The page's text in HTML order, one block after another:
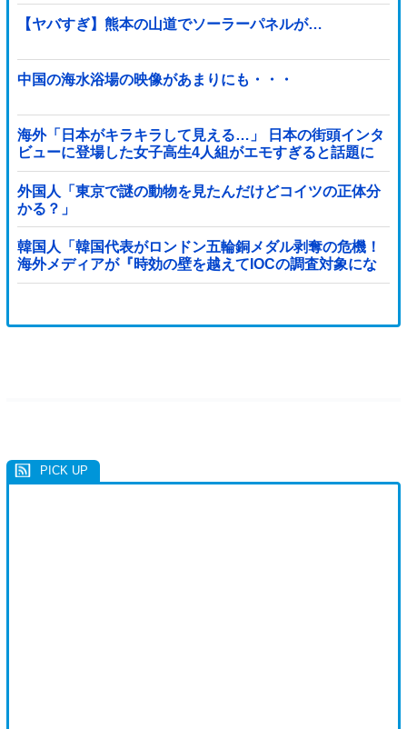
【ヤバすぎ】熊本の山道でソーラーパネルが…
中国の海水浴場の映像があまりにも・・・
海外「日本がキラキラして見える…」 日本の街頭インタ
ビューに登場した女子高生4人組がエモすぎると話題に
外国人「東京で謎の動物を見たんだけどコイツの正体分
かる？」
韓国人「韓国代表がロンドン五輪銅メダル剥奪の危機！
海外メディアが『時効の壁を越えてIOCの調査対象にな
り得る』と報道！」